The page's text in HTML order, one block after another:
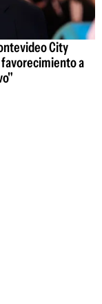
City
favorecimiento a